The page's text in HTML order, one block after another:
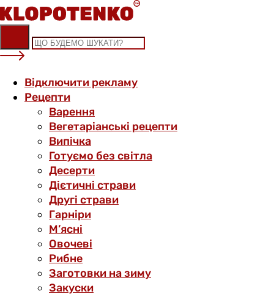
Skip
to
content
Відключити рекламу
Рецепти
Варення
Вегетаріанські рецепти
Випічка
Готуємо без світла
Десерти
Дієтичні страви
Другі страви
Гарніри
М’ясні
Овочеві
Рибне
Заготовки на зиму
Закуски